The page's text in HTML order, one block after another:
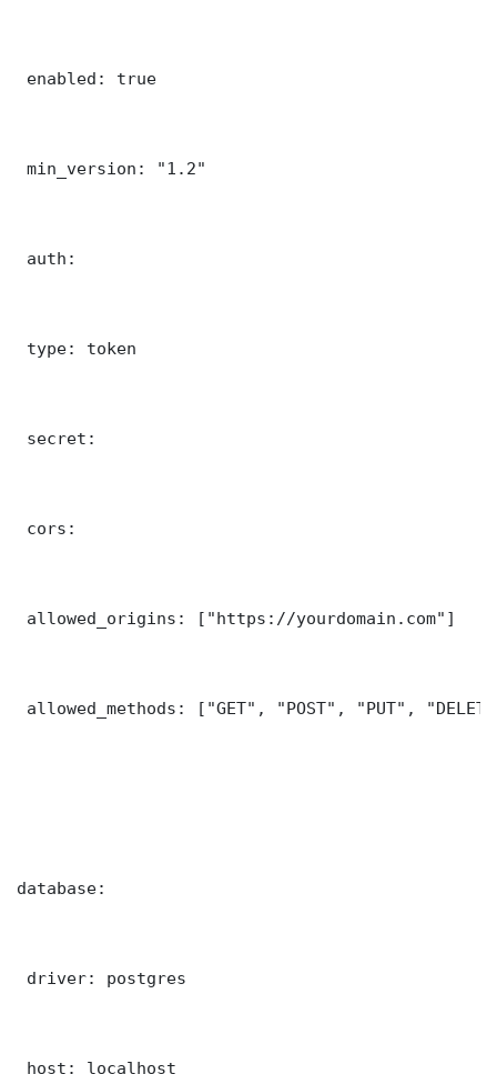
enabled: true
min_version: "1.2"
auth:
type: token
secret:
cors:
allowed_origins: ["https://yourdomain.com"]
allowed_methods: ["GET", "POST", "PUT",
database:
driver: postgres
host: localhost